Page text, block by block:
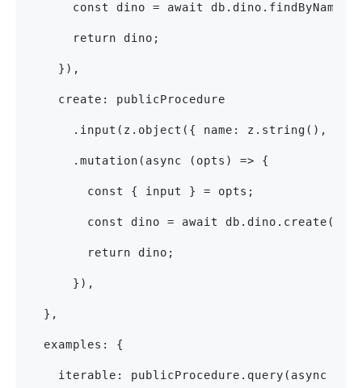
const dino = await
      return dino;
    }),
    create: publicProcedure
.input(z.object({ name: z.string(),
      .mutation(async (opts) => {
        const { input } = opts;
const dino = await
        return dino;
      }),
  },
  examples: {
iterable: publicProcedure.query(async